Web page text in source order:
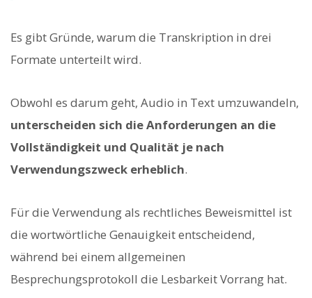
Es gibt Gründe, warum die Transkription in drei
Formate unterteilt wird.
Obwohl es darum geht, Audio in Text umzuwandeln,
unterscheiden sich die Anforderungen an die
Vollständigkeit und Qualität je nach
Verwendungszweck erheblich.
Für die Verwendung als rechtliches Beweismittel ist
die wortwörtliche Genauigkeit entscheidend,
während bei einem allgemeinen
Besprechungsprotokoll die Lesbarkeit Vorrang hat.